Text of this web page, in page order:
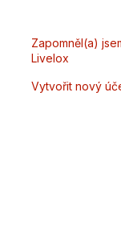
Zapomněl(a)
Livelox
Vytvořit nový